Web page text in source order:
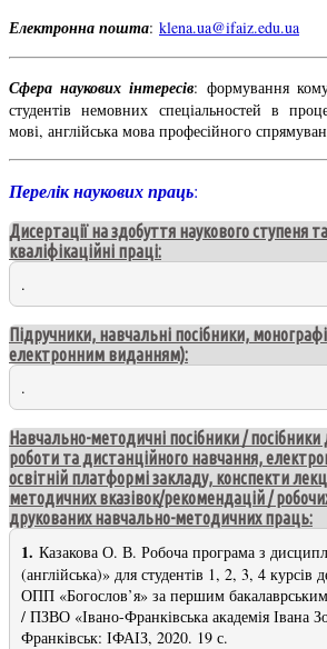
Електронна пошта: klena.ua@ifaiz.edu.ua
Сфера наукових інтересів: формування
студентів немовних спеціальностей в
мові, англійська мова професійного
Перелік наукових праць:
Дисертації на здобуття наукового ступеня
кваліфікаційні праці:
.
Підручники, навчальні посібники,
електронним виданням):
.
Навчально-методичні посібники / посібники
роботи та дистанційного навчання,
освітній платформі закладу, конспекти
методичних вказівок/рекомендацій /
друкованих навчально-методичних праць:
1. Казакова О. В. Робоча програма з
(англійська)» для студентів 1, 2, 3, 4 курсів
ОПП «Богослов’я» за першим
/ ПЗВО «Івано-Франківська академія Івана
Франківськ: ІФАІЗ, 2020. 19 с.